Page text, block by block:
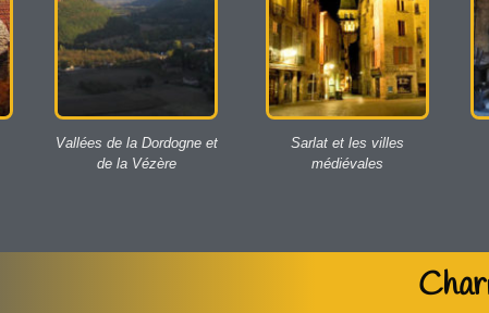
Vallées de la Dordogne et
de la Vézère
Sarlat et les villes
médiévales